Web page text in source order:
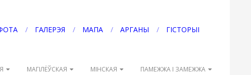
ГАЛЕРЭЯ МАПА АРГАНЫ ГІСТОРЫІ
МАГІЛЁЎСКАЯ МІНСКАЯ ПАМЕЖЖА І ЗАМЕЖЖА